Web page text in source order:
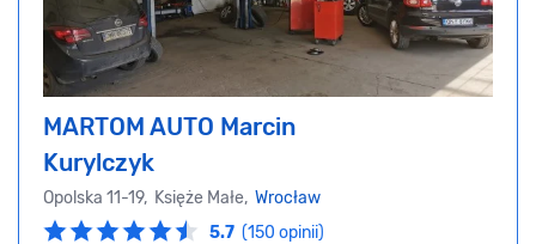
MARTOM AUTO Marcin
Kurylczyk
Opolska 11-19, Księże Małe, Wrocław
5.7 (150 opinii)